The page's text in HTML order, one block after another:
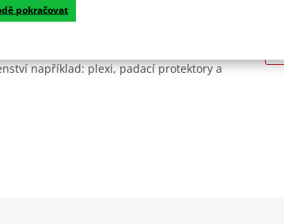
poblíž Barcelony na ploše 8 000 m² v
Již 40 let se účastní nejslavnějších závodů
například: plexi, padací protektory a
pokračovat